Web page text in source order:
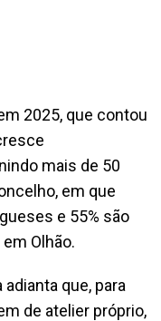
2025, que contou
mais de 50
em que
e 55% são
Olhão.
adianta que, para
de atelier próprio,